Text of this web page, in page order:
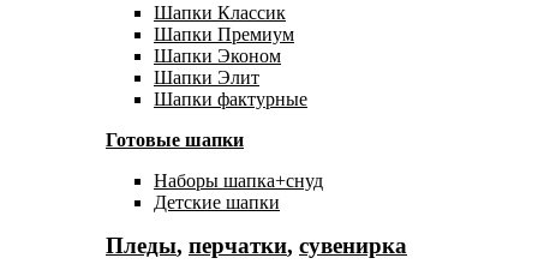
Шапки Классик
Шапки Премиум
Шапки Эконом
Шапки Элит
Шапки фактурные
Готовые шапки
Наборы шапка+снуд
Детские шапки
Пледы, перчатки, сувенирка